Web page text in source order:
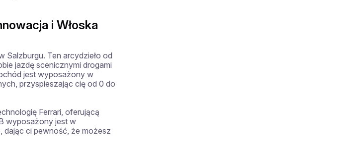
i Włoska
Ten arcydzieło od
jazdę scenicznymi drogami
jest wyposażony w
przyspieszając cię od 0 do
Ferrari, oferującą
wyposażony jest w
dając ci pewność, że możesz